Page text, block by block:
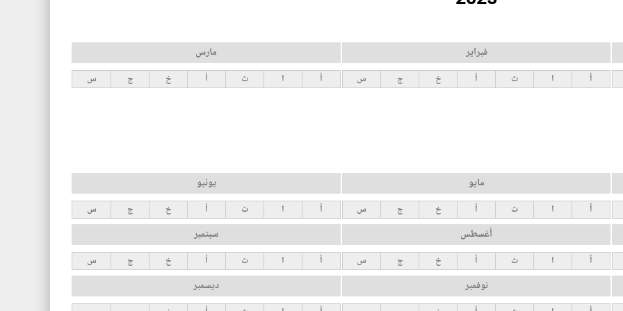
فبراير
أ ا ث أ خ ج س
مارس
أ ا ث أ خ ج س
مايو
أ ا ث أ خ ج س
يونيو
أ ا ث أ خ ج س
أغسطس
أ ا ث أ خ ج س
سبتمبر
أ ا ث أ خ ج س
نوفمبر ديسمبر